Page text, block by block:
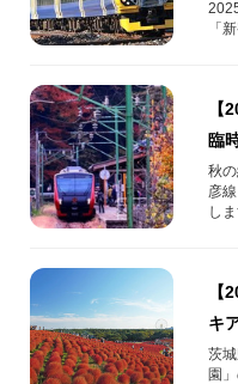
「
【
臨
秋
彦
し
【
キ
茨
園